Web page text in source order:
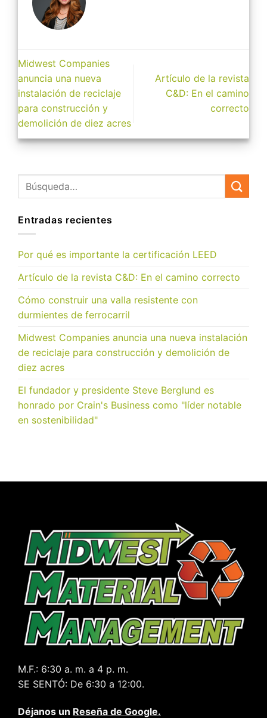
Midwest Companies
anuncia una nueva
instalación de reciclaje
para construcción y
demolición de diez acres
Artículo de la revista
C&D: En el camino
correcto
Entradas recientes
Por qué es importante la certificación LEED
Artículo de la revista C&D: En el camino correcto
Cómo construir una valla resistente con
durmientes de ferrocarril
Midwest Companies anuncia una nueva instalación
de reciclaje para construcción y demolición de
diez acres
El fundador y presidente Steve Berglund es
honrado por Crain's Business como "líder notable
en sostenibilidad"
M.F.: 6:30 a. m. a 4 p. m.
SE SENTÓ: De 6:30 a 12:00.
Déjanos un Reseña de Google.